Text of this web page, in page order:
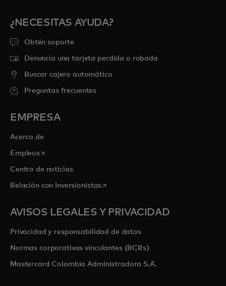
¿NECESITAS AYUDA?
Obtén soporte
Denuncia una tarjeta perdida o robada
Buscar cajero automático
Preguntas frecuentes
EMPRESA
Acerca de
Empleosse abre en una pestaña nueva
Centro de noticias
Relación con Inversionistasse abre en una pestaña nueva
AVISOS LEGALES Y PRIVACIDAD
Privacidad y responsabilidad de datos
Normas corporativas vinculantes (BCRs)
Mastercard Colombia Administradora S.A.